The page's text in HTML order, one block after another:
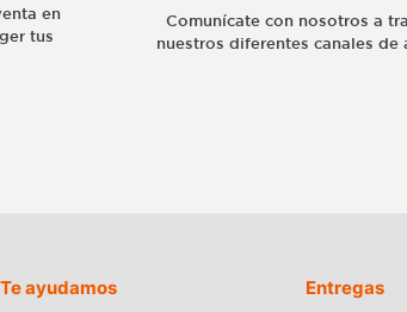
en
tus
Comunícate con nosotros a
nuestros diferentes canales de
Te ayudamos Entregas